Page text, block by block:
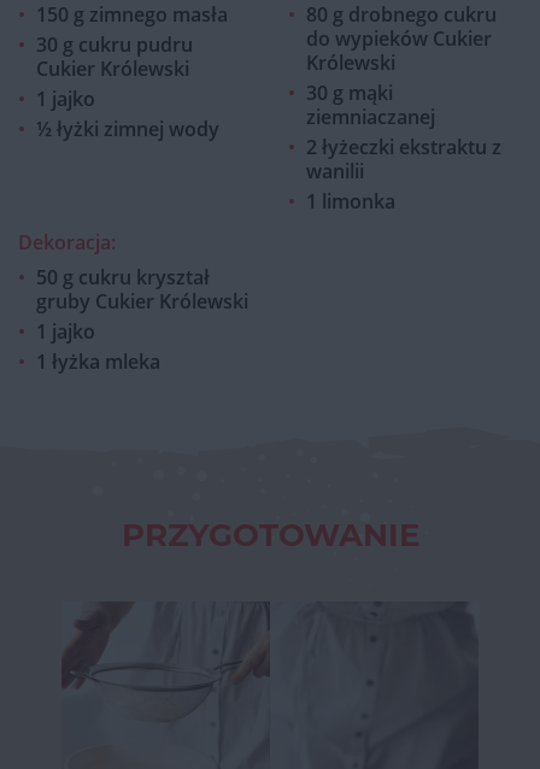
150 g zimnego masła
30 g cukru pudru
Cukier Królewski
1 jajko
½ łyżki zimnej wody
80 g drobnego cukru
do wypieków Cukier
Królewski
30 g mąki
ziemniaczanej
2 łyżeczki ekstraktu z
wanilii
1 limonka
Dekoracja:
50 g cukru kryształ
gruby Cukier Królewski
1 jajko
1 łyżka mleka
PRZYGOTOWANIE